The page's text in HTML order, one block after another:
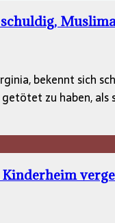
bekennt sich
zu haben, als